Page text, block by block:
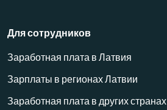
Для сотрудников
Заработная плата в Латвия
Зарплаты в регионах Латвии
Заработная плата в других странах